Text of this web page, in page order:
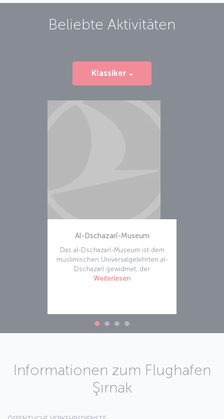
Beliebte Aktivitäten
Klassiker
Al-Dschazarī-Museum
Das al-Dschazarī-Museum ist dem
muslimischen Universalgelehrten al-
Dschazarī gewidmet, der
Weiterlesen
Informationen zum Flughafen
Şırnak